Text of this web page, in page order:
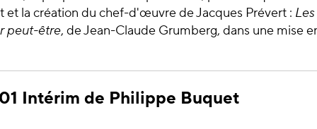
et la création du chef-d'œuvre de Jacques Prévert :
peut-être, de Jean-Claude Grumberg, dans une mise
Intérim de Philippe Buquet